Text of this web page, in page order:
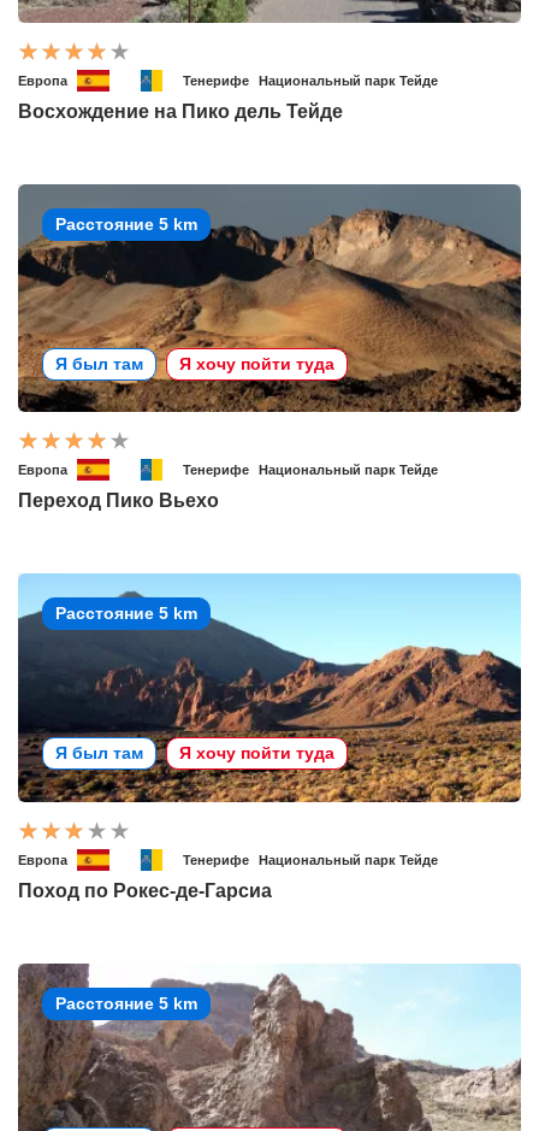
Европа Тенерифе Национальный парк Тейде
Восхождение на Пико дель Тейде
Расстояние 5 km
Я был там Я хочу пойти туда
Европа Тенерифе Национальный парк Тейде
Переход Пико Вьехо
Расстояние 5 km
Я был там Я хочу пойти туда
Европа Тенерифе Национальный парк Тейде
Поход по Рокес-де-Гарсиа
Расстояние 5 km